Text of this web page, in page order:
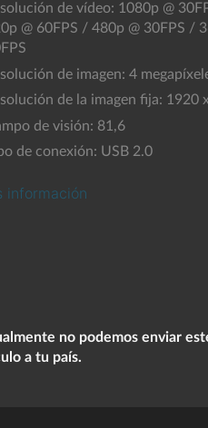
de vídeo: 1080p @
@ 60FPS / 480p @ 30FPS /
de imagen: 4
de la imagen fija: 1920
de visión: 81,6
de conexión: USB 2.0
información
no podemos enviar
a tu país.